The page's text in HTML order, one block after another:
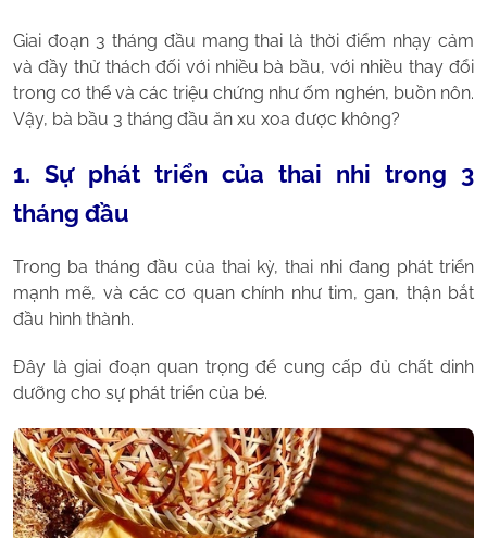
Giai đoạn 3 tháng đầu mang thai là thời điểm nhạy cảm
và đầy thử thách đối với nhiều bà bầu, với nhiều thay đổi
trong cơ thể và các triệu chứng như ốm nghén, buồn nôn.
Vậy, bà bầu 3 tháng đầu ăn xu xoa được không?
1. Sự phát triển của thai nhi trong 3
tháng đầu
Trong ba tháng đầu của thai kỳ, thai nhi đang phát triển
mạnh mẽ, và các cơ quan chính như tim, gan, thận bắt
đầu hình thành.
Đây là giai đoạn quan trọng để cung cấp đủ chất dinh
dưỡng cho sự phát triển của bé.